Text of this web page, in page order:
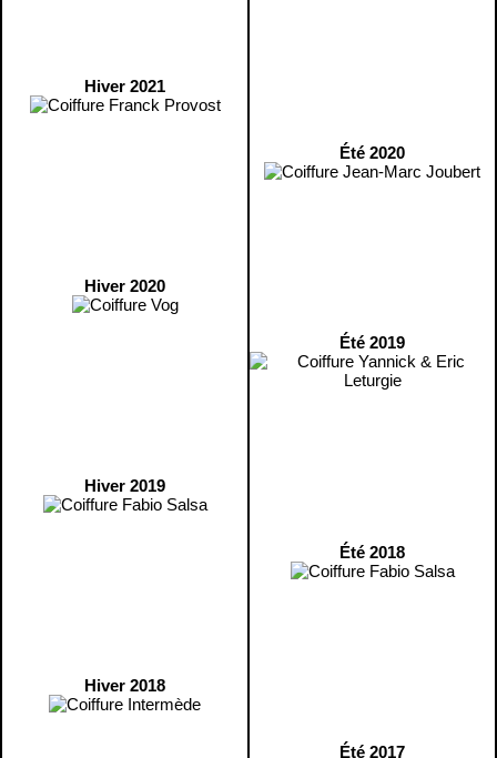
Hiver 2021
Hiver 2020
Hiver 2019
Hiver 2018
Été 2020
Été 2019
Été 2018
Été 2017